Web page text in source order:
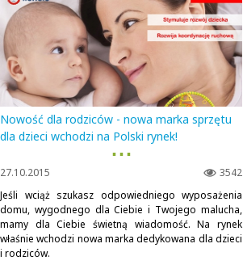
Nowość dla rodziców - nowa marka sprzętu
dla dzieci wchodzi na Polski rynek!
▪ ▪ ▪
3542
27.10.2015
Jeśli wciąż szukasz odpowiedniego wyposażenia
domu, wygodnego dla Ciebie i Twojego malucha,
mamy dla Ciebie świetną wiadomość. Na rynek
właśnie wchodzi nowa marka dedykowana dla dzieci
i rodziców.